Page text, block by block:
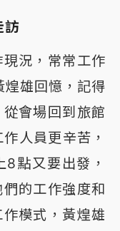
訪
況，常常工作
雄回憶，記得
會場回到旅館
人員更辛苦，
點又要出發，
的工作強度和
模式，黃煌雄